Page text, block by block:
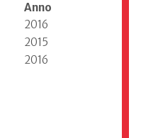
Anno
2016
2015
2016